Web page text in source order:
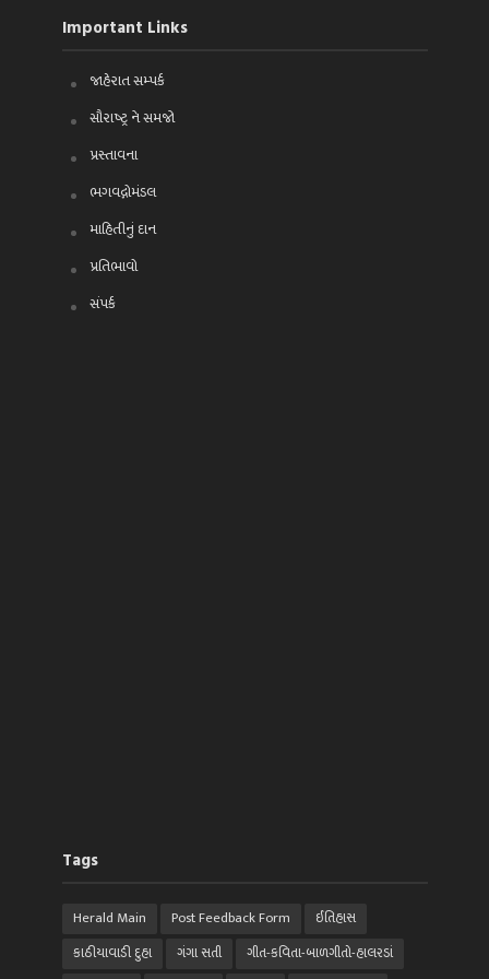
Important Links
જાહેરાત સમ્પર્ક
સૌરાષ્ટ્ર ને સમજો
પ્રસ્તાવના
ભગવદ્ગોમંડલ
માહિતીનું દાન
પ્રતિભાવો
સંપર્ક
Tags
Herald Main Post Feedback Form
ઈતિહાસ
કાઠીયાવાડી દુહા
ગંગા સતી
ગીત-કવિતા-બાળગીતો-હાલરડાં